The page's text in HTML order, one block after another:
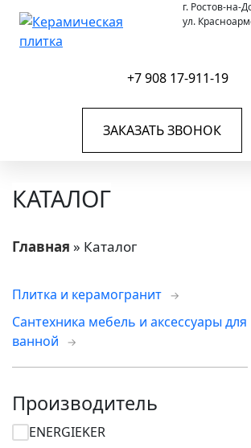
г. Ростов-на-
ул.
+7 908 17-911-19
ЗАКАЗАТЬ ЗВОНОК
КАТАЛОГ
Главная » Каталог
Плитка и керамогранит
Сантехника мебель и аксессуары для
ванной
Производитель
ENERGIEKER